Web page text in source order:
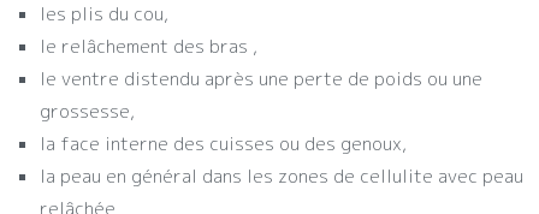
les plis du cou,
le relâchement des bras ,
le ventre distendu après une perte de poids ou une
grossesse,
la face interne des cuisses ou des genoux,
la peau en général dans les zones de cellulite avec peau
relâchée